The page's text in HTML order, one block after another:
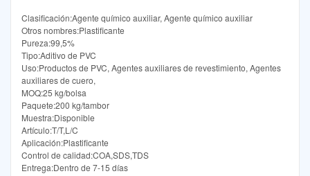
Clasificación:Agente químico auxiliar, Agente químico auxiliar
Otros nombres:Plastificante
Pureza:99,5%
Tipo:Aditivo de PVC
Uso:Productos de PVC, Agentes auxiliares de revestimiento, Agentes
auxiliares de cuero,
MOQ:25 kg/bolsa
Paquete:200 kg/tambor
Muestra:Disponible
Artículo:T/T,L/C
Aplicación:Plastificante
Control de calidad:COA,SDS,TDS
Entrega:Dentro de 7-15 días